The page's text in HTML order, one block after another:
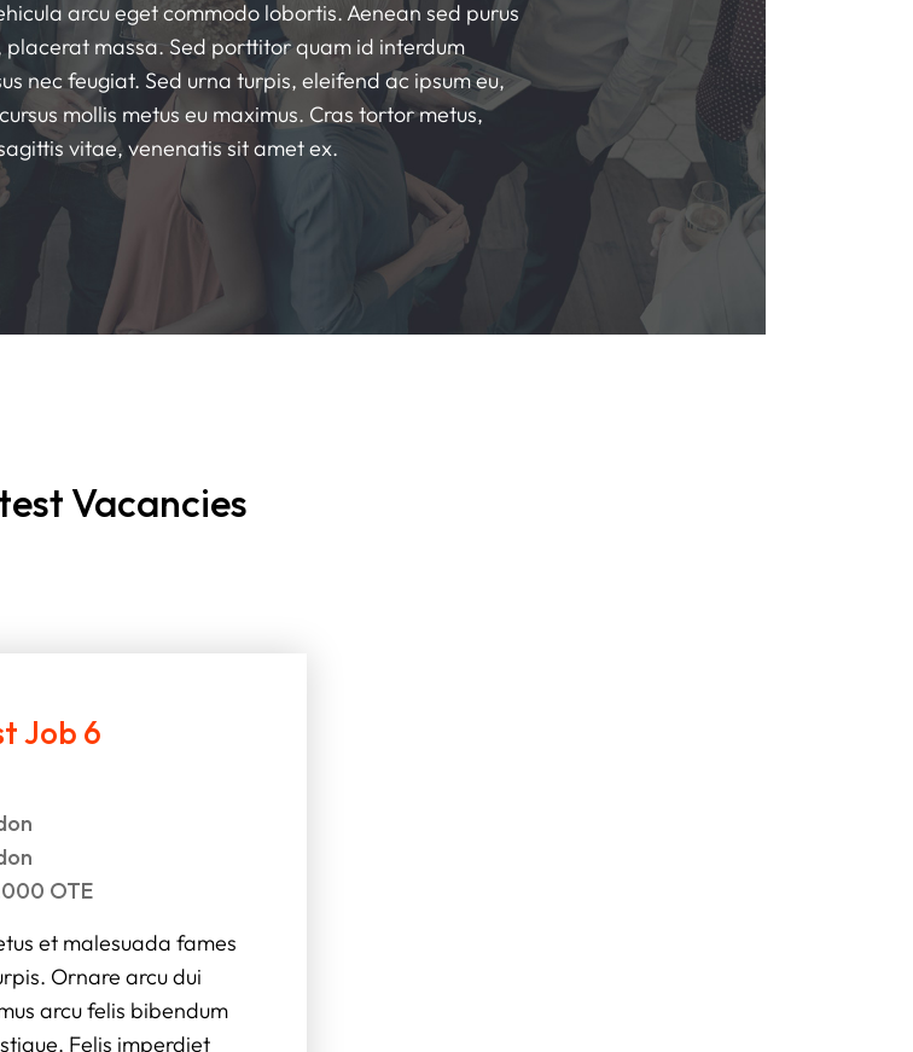
arcu eget commodo lobortis. Aenean sed purus
massa. Sed porttitor quam id interdum
nec feugiat. Sed urna turpis, eleifend ac ipsum eu,
mollis metus eu maximus. Cras tortor metus,
vitae, venenatis sit amet ex.
Vacancies
Job 6
OTE
et malesuada fames
Ornare arcu dui
arcu felis bibendum
Felis imperdiet